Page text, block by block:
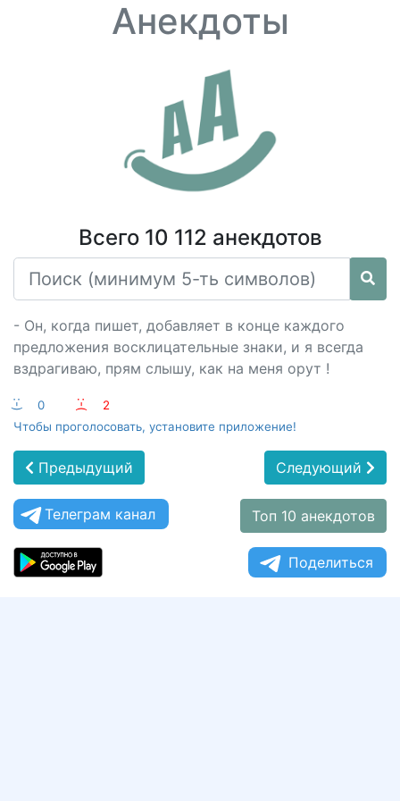
Анекдоты
Всего 10 112 анекдотов
- Он, когда пишет, добавляет в конце каждого
предложения восклицательные знаки, и я всегда
вздрагиваю, прям слышу, как на меня орут !
:-) 0 :-(
2
Чтобы проголосовать, установите приложение!
Предыдущий Следующий
Телеграм канал Топ 10 анекдотов
Поделиться